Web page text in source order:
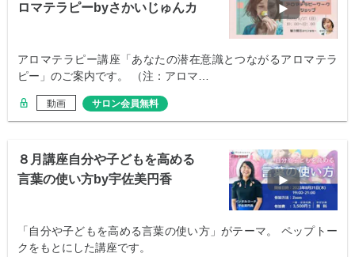
ロマテラピーbyさかいじゅんカ
アロマテラピー講座「あなたの潜在意識とつながるアロマテラ
ピー」のご案内です。 （注：アロマ…
動画 サロン会員無料
８月講座自分や子どもを高める
言葉の使い方by宇佐美円香
「自分や子どもを高める言葉の使い方」がテーマ。 ペップトー
クをもとにした講座です。